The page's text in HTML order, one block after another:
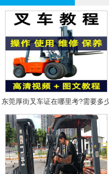
东莞厚街叉车证在哪里考?需要多
钱?